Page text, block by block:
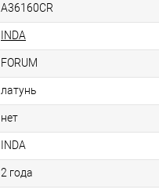
A36160CR
INDA
FORUM
латунь
нет
INDA
2 года